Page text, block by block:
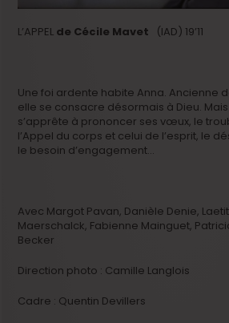
L’APPEL de Cécile Mavet (IAD) 19’11
Une foi ardente habite Anna. Ancienne
elle se consacre désormais à Dieu.
s’apprête à prononcer ses vœux, le
l’Appel du corps et celui de l’esprit, le
le besoin d’engagement…
Avec Margot Pavan, Danièle Denie,
Maerschalck, Fabienne Mainguet,
Becker
Direction photo : Camille Langlois
Cadre : Quentin Devillers